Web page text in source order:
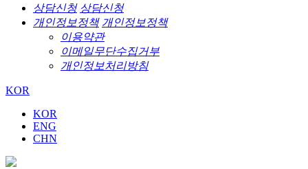
상담신청 상담신청
개인정보정책 개인정보정책
이용약관
이메일무단수집거부
개인정보처리방침
KOR
KOR
ENG
CHN